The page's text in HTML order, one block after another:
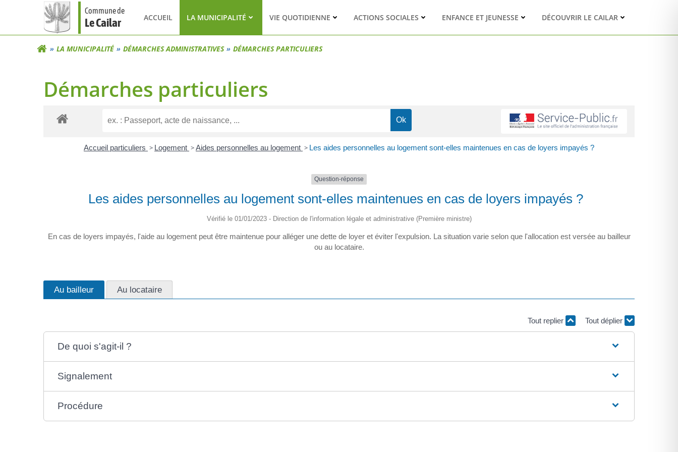
Commune de
Le Cailar ACCUEIL LA MUNICIPALITÉ VIE QUOTIDIENNE ACTIONS SOCIALES ENFANCE ET JEUNESSE DÉCOUVRIR LE CAILAR
LA MUNICIPALITÉ DÉMARCHES ADMINISTRATIVES DÉMARCHES PARTICULIERS
Démarches particuliers
Accueil particuliers > Logement >Aides personnelles au logement > Les aides personnelles au logement sont-elles maintenues en cas de loyers impayés ?
Question-réponse
Les aides personnelles au logement sont-elles maintenues en cas de loyers impayés ?
Vérifié le 01/01/2023 - Direction de l'information légale et administrative (Première ministre)
En cas de loyers impayés, l'aide au logement peut être maintenue pour alléger une dette de loyer et éviter l'expulsion. La situation varie selon que l'allocation est versée au bailleur
ou au locataire.
Au bailleur Au locataire
Tout replier Tout déplier
De quoi s'agit-il ?
Signalement
Procédure